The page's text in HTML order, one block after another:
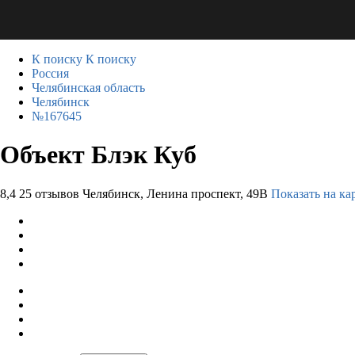
К поиску К поиску
Россия
Челябинская область
Челябинск
№167645
Объект Блэк Куб
8,4 25 отзывов Челябинск, Ленина проспект, 49В Показать на